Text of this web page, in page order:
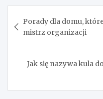
wpisu
Porady dla domu,
mistrz organizacji
Jak się nazywa kula